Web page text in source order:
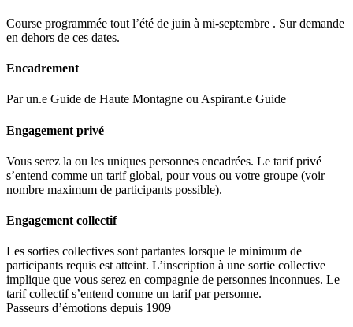
Course programmée tout l’été de juin à mi-septembre . Sur demande
en dehors de ces dates.
Encadrement
Par un.e Guide de Haute Montagne ou Aspirant.e Guide
Engagement privé
Vous serez la ou les uniques personnes encadrées. Le tarif privé
s’entend comme un tarif global, pour vous ou votre groupe (voir
nombre maximum de participants possible).
Engagement collectif
Les sorties collectives sont partantes lorsque le minimum de
participants requis est atteint. L’inscription à une sortie collective
implique que vous serez en compagnie de personnes inconnues. Le
tarif collectif s’entend comme un tarif par personne.
Passeurs d’émotions depuis 1909